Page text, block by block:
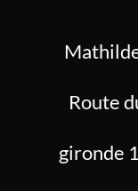
Route
gironde